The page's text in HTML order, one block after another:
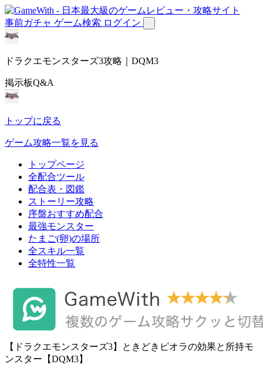
事前ガチャ ゲーム検索 ログイン
ドラクエモンスターズ3攻略｜DQM3
掲示板Q&A
トップに戻る
ゲーム攻略一覧を見る
トップページ
全配合ツール
配合表・図鑑
ストーリー攻略
序盤おすすめ配合
最強モンスター
たまご(卵)の場所
全スキル一覧
全特性一覧
【ドラクエモンスターズ3】ときどきピオラの効果と所持モ
ンスター【DQM3】